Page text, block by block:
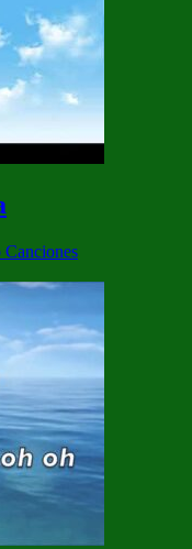
Canciones